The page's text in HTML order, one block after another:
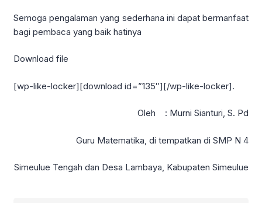
Semoga pengalaman yang sederhana ini dapat bermanfaat
bagi pembaca yang baik hatinya
Download file
[wp-like-locker][download id=”135″][/wp-like-locker].
Oleh : Murni Sianturi, S. Pd
Guru Matematika, di tempatkan di SMP N 4
Simeulue Tengah dan Desa Lambaya, Kabupaten Simeulue